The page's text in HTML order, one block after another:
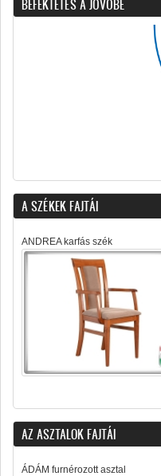
BEFEKTETÉS A JÖVÖBE
A SZÉKEK FAJTÁI
ANDREA karfás szék
AZ ASZTALOK FAJTÁI
ÁDÁM furnérozott asztal